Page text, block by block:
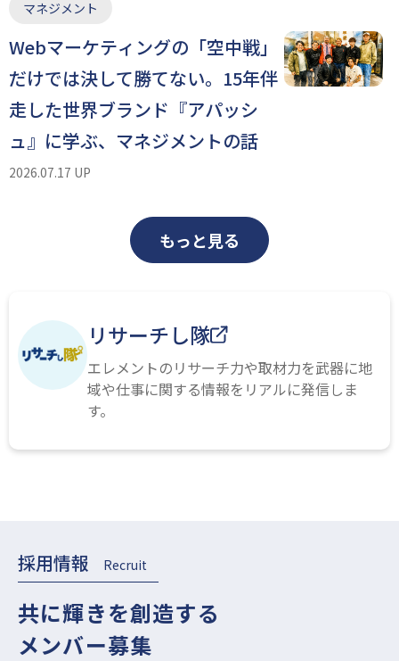
マネジメント
2026.07.17 UP
Webマーケティングの「空中戦」
だけでは決して勝てない。15年伴
走した世界ブランド『アパッシ
ュ』に学ぶ、マネジメントの話
もっと見る
リサーチし隊
エレメントのリサーチ力や取材力を武器に地
域や仕事に関する情報をリアルに発信しま
す。
採用情報 Recruit
共に輝きを創造する
メンバー募集